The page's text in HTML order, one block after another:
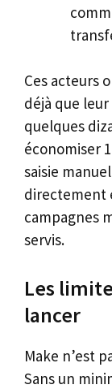
Ces acteurs
déjà que
quelques
économiser
saisie
directement
campagnes
servis.
Les
lancer
Make n’est
Sans un